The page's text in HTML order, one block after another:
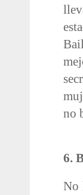
no
6.
No